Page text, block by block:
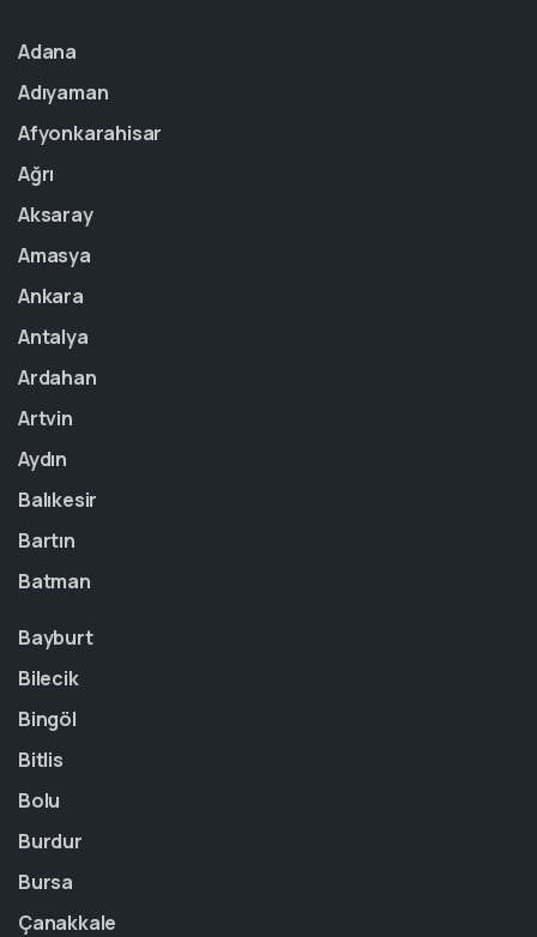
Adana
Adıyaman
Afyonkarahisar
Ağrı
Aksaray
Amasya
Ankara
Antalya
Ardahan
Artvin
Aydın
Balıkesir
Bartın
Batman
Bayburt
Bilecik
Bingöl
Bitlis
Bolu
Burdur
Bursa
Çanakkale